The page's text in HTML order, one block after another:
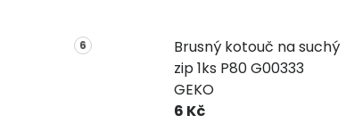
Brusný kotouč na suchý
zip 1ks P80 G00333
GEKO
6 Kč